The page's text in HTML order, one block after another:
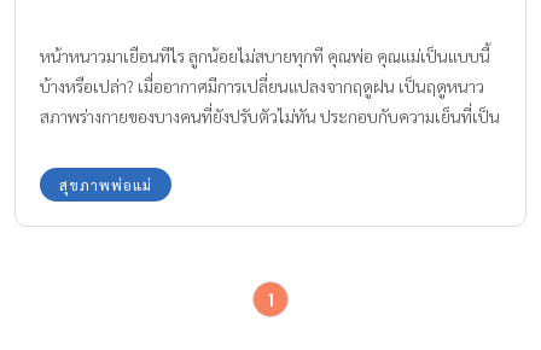
หน้าหนาวมาเยือนทีไร ลูกน้อยไม่สบายทุกที คุณพ่อ คุณแม่เป็นแบบนี้
บ้างหรือเปล่า? เมื่ออากาศมีการเปลี่ยนแปลงจากฤดูฝน เป็นฤดูหนาว
สภาพร่างกายของบางคนที่ยังปรับตัวไม่ทัน ประกอบกับความเย็นที่เป็น
สุขภาพพ่อแม่
1